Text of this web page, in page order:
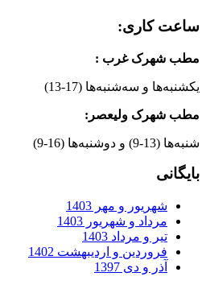
ساعت کاری:
مطب شهرک غرب :
یکشنبه‌ها و سه‌شنبه‌ها (17-13)
مطب شهرک ولیعصر:
شنبه‌ها (13-9) و دوشنبه‌ها (16-9)
بایگانی
شهریور و مهر 1403
مرداد و شهریور 1403
تیر و مرداد 1403
فروردین و اردیبهشت 1402
آذر و دی 1397